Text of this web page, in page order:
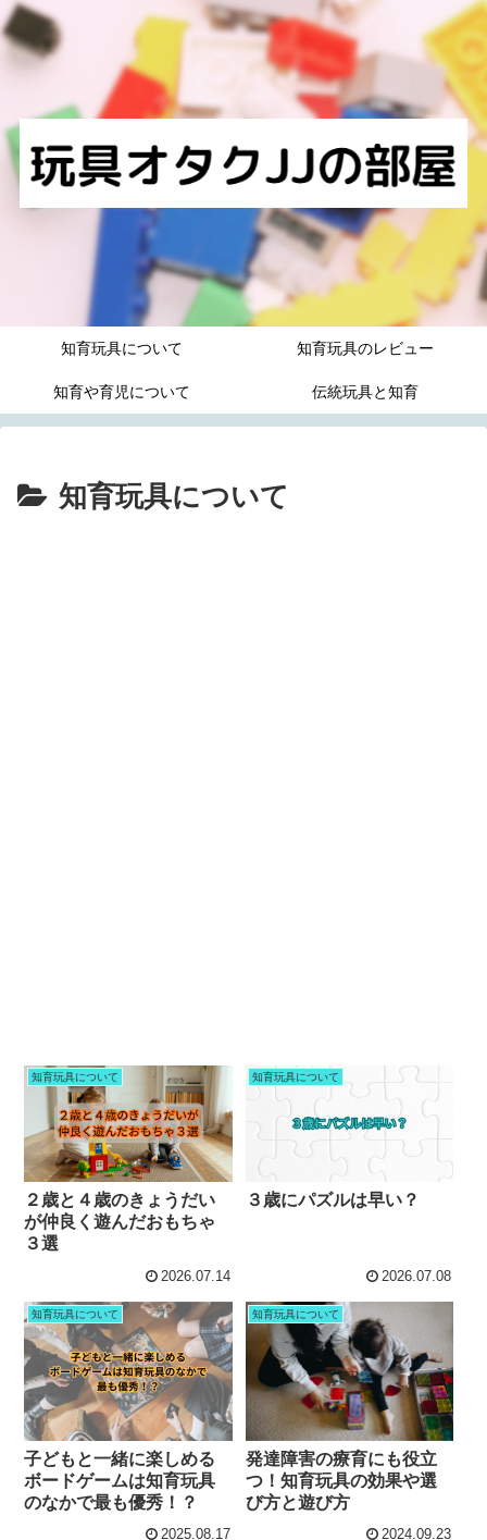
知育玩具について 知育玩具のレビュー
知育や育児について 伝統玩具と知育
知育玩具について
知育玩具について
２歳と４歳のきょうだい
が仲良く遊んだおもちゃ
３選
2026.07.14
知育玩具について
３歳にパズルは早い？
2026.07.08
知育玩具について
子どもと一緒に楽しめる
ボードゲームは知育玩具
のなかで最も優秀！？
2025.08.17
知育玩具について
発達障害の療育にも役立
つ！知育玩具の効果や選
び方と遊び方
2024.09.23